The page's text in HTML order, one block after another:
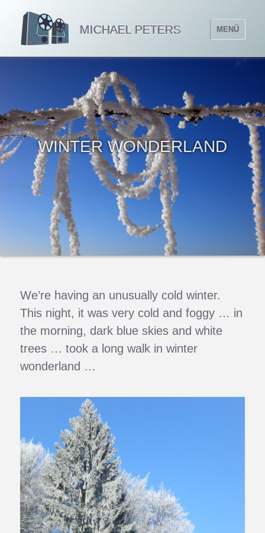
MICHAEL PETERS MENÜ
WINTER WONDERLAND
We’re having an unusually cold winter.
This night, it was very cold and foggy … in
the morning, dark blue skies and white
trees … took a long walk in winter
wonderland …